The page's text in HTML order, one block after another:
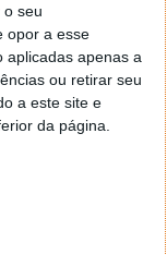
o seu
opor a esse
aplicadas apenas a
ou retirar seu
a este site e
da página.
por
ano onde
evidência.